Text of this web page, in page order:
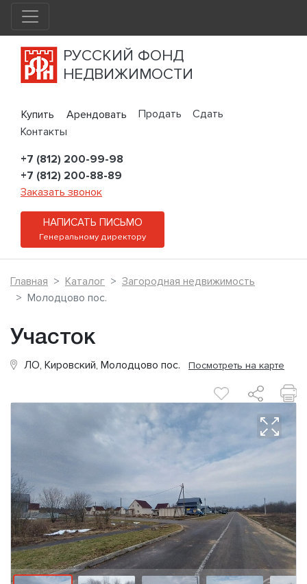
РУССКИЙ ФОНД
НЕДВИЖИМОСТИ
Купить Арендовать Продать
Сдать
Контакты
+7 (812) 200-99-98
+7 (812) 200-88-89
Заказать звонок
НАПИСАТЬ ПИСЬМО
Генеральному директору
Главная Каталог
Загородная недвижимость
Молодцово пос.
Участок
ЛО, Кировский, Молодцово пос. Посмотреть на карте